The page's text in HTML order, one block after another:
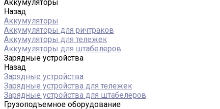
Аккумуляторы
Назад
Аккумуляторы
Аккумуляторы для ричтраков
Аккумуляторы для тележек
Аккумуляторы для штабелеров
Зарядные устройства
Назад
Зарядные устройства
Зарядные устройства для тележек
Зарядные устройства для штабелеров
Грузоподъемное оборудование